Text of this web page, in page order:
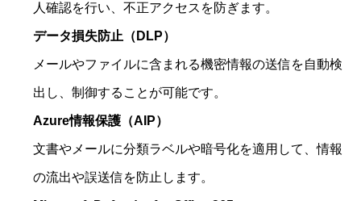
人確認を行い、不正アクセスを防ぎます。
データ損失防止（DLP）
メールやファイルに含まれる機密情報の送信を自動検
出し、制御することが可能です。
Azure情報保護（AIP）
文書やメールに分類ラベルや暗号化を適用して、情報
の流出や誤送信を防止します。